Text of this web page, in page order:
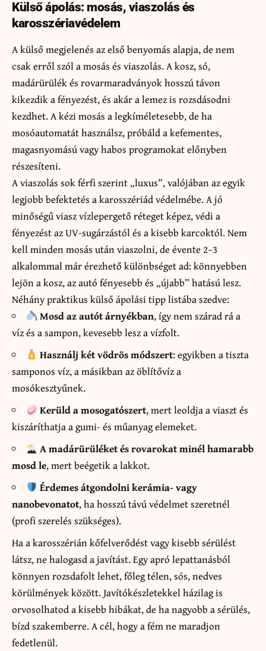
Külső ápolás: mosás, viaszolás és
karosszériavédelem
A külső megjelenés az első benyomás alapja, de nem
csak erről szól a mosás és viaszolás. A kosz, só,
madárürülék és rovarmaradványok hosszú távon
kikezdik a fényezést, és akár a lemez is rozsdásodni
kezdhet. A kézi mosás a legkíméletesebb, de ha
mosóautomatát használsz, próbáld a kefementes,
magasnyomású vagy habos programokat előnyben
részesíteni.
A viaszolás sok férfi szerint „luxus”, valójában az egyik
legjobb befektetés a karosszériád védelmébe. A jó
minőségű viasz vízlepergető réteget képez, védi a
fényezést az UV-sugárzástól és a kisebb karcoktól. Nem
kell minden mosás után viaszolni, de évente 2–3
alkalommal már érezhető különbséget ad: könnyebben
lejön a kosz, az autó fényesebb és „újabb” hatású lesz.
Néhány praktikus külső ápolási tipp listába szedve:
Mosd az autót árnyékban, így nem szárad rá a
víz és a sampon, kevesebb lesz a vízfolt.
Használj két vödrös módszert: egyikben a tiszta
samponos víz, a másikban az öblítővíz a
mosókesztyűnek.
Kerüld a mosogatószert, mert leoldja a viaszt és
kiszáríthatja a gumi- és műanyag elemeket.
A madárürüléket és rovarokat minél hamarabb
mosd le, mert beégetik a lakkot.
Érdemes átgondolni kerámia- vagy
nanobevonatot, ha hosszú távú védelmet szeretnél
(profi szerelés szükséges).
Ha a karosszérián kőfelverődést vagy kisebb sérülést
látsz, ne halogasd a javítást. Egy apró lepattanásból
könnyen rozsdafolt lehet, főleg télen, sós, nedves
körülmények között. Javítókészletekkel házilag is
orvosolhatod a kisebb hibákat, de ha nagyobb a sérülés,
bízd szakemberre. A cél, hogy a fém ne maradjon
fedetlenül.